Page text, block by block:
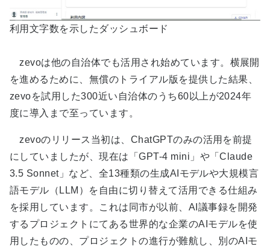
利用文字数を示したダッシュボード
zevoは他の自治体でも活用され始めています。横展開
を進めるために、無償のトライアル版を提供した結果、
zevoを試用した300近い自治体のうち60以上が2024年
度に導入まで至っています。
zevoのリリース当初は、ChatGPTのみの活用を前提
にしていましたが、現在は「GPT-4 mini」や「Claude
3.5 Sonnet」など、全13種類の生成AIモデルや大規模言
語モデル（LLM）を自由に切り替えて活用できる仕組み
を採用しています。これは同市が以前、AI議事録を開発
するプロジェクトにてある世界的な企業のAIモデルを使
用したものの、プロジェクトの進行が難航し、別のAIモ